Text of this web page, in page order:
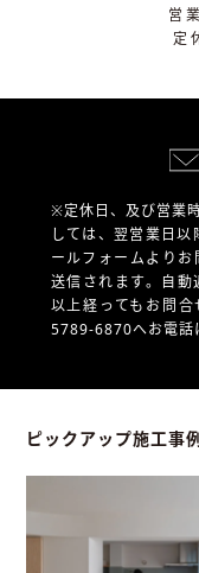
営
定
※定休日、及び営業
しては、翌営業日以
ールフォームより
送信されます。自動
以上経ってもお問
5789-6870へお電話
ピックアップ施工事